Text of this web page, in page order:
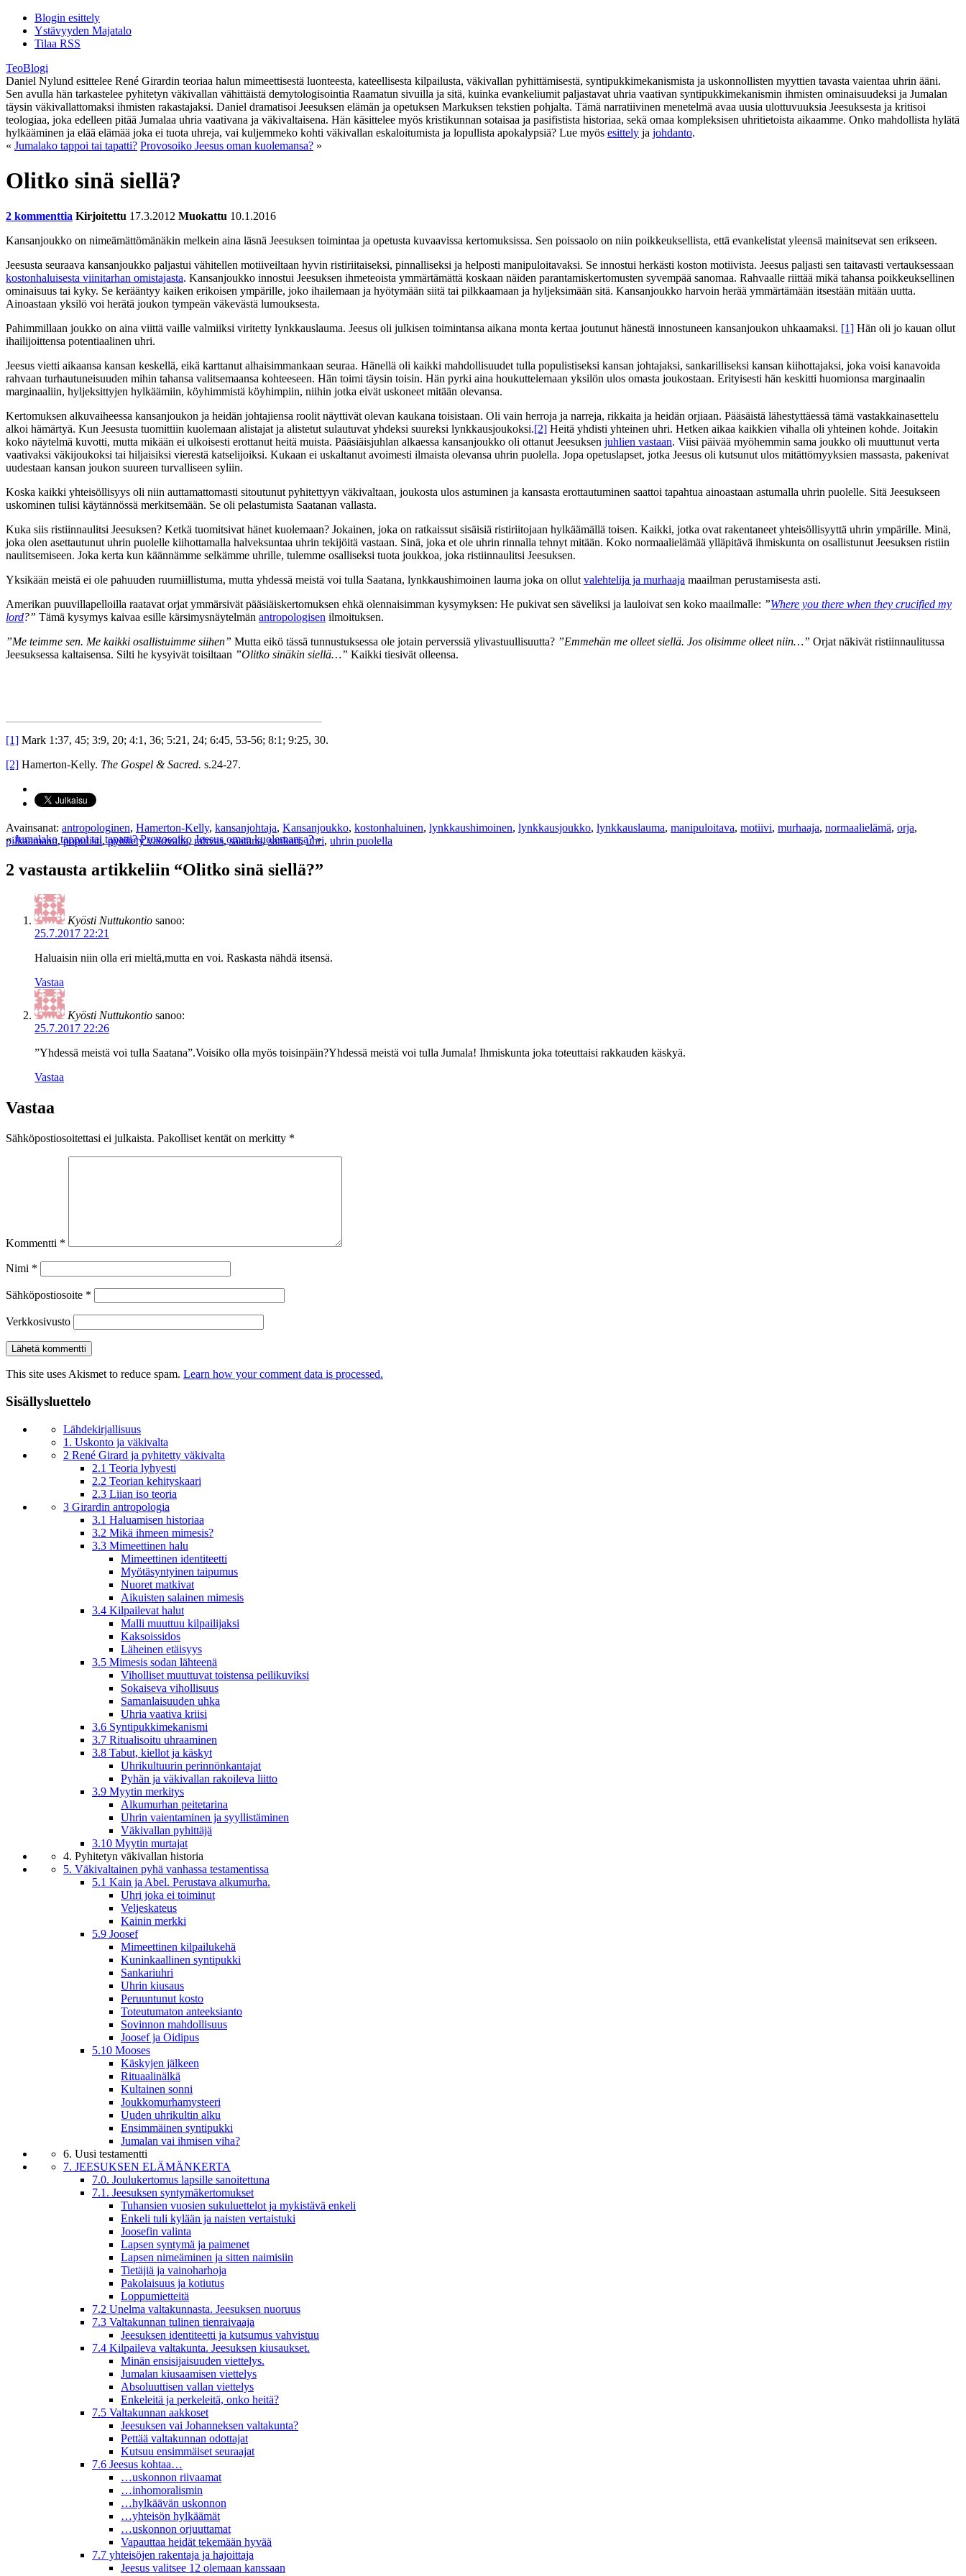
Blogin esittely
Ystävyyden Majatalo
Tilaa RSS
TeoBlogi
Daniel Nylund esittelee René Girardin teoriaa halun mimeettisestä luonteesta, kateellisesta kilpailusta, väkivallan pyhittämisestä, syntipukkimekanismista ja uskonnollisten myyttien tavasta vaientaa uhrin ääni.
Sen avulla hän tarkastelee pyhitetyn väkivallan vähittäistä demytologisointia Raamatun sivuilla ja sitä, kuinka evankeliumit paljastavat uhria vaativan syntipukkimekanismin ihmisten ominaisuudeksi ja Jumalan
täysin väkivallattomaksi ihmisten rakastajaksi. Daniel dramatisoi Jeesuksen elämän ja opetuksen Markuksen tekstien pohjalta. Tämä narratiivinen menetelmä avaa uusia ulottuvuuksia Jeesuksesta ja kritisoi
teologiaa, joka edelleen pitää Jumalaa uhria vaativana ja väkivaltaisena. Hän käsittelee myös kristikunnan sotaisaa ja pasifistista historiaa, sekä omaa kompleksisen uhritietoista aikaamme. Onko mahdollista hylätä
hylkääminen ja elää elämää joka ei tuota uhreja, vai kuljemmeko kohti väkivallan eskaloitumista ja lopullista apokalypsiä? Lue myös esittely ja johdanto.
« Jumalako tappoi tai tapatti? Provosoiko Jeesus oman kuolemansa? »
Olitko sinä siellä?
2 kommenttia Kirjoitettu 17.3.2012 Muokattu 10.1.2016
Kansanjoukko on nimeämättömänäkin melkein aina läsnä Jeesuksen toimintaa ja opetusta kuvaavissa kertomuksissa. Sen poissaolo on niin poikkeuksellista, että evankelistat yleensä mainitsevat sen erikseen.
Jeesusta seuraava kansanjoukko paljastui vähitellen motiiveiltaan hyvin ristiriitaiseksi, pinnalliseksi ja helposti manipuloitavaksi. Se innostui herkästi koston motiivista. Jeesus paljasti sen taitavasti vertauksessaan
kostonhaluisesta viinitarhan omistajasta. Kansanjoukko innostui Jeesuksen ihmeteoista ymmärtämättä koskaan näiden parantamiskertomusten syvempää sanomaa. Rahvaalle riittää mikä tahansa poikkeuksellinen
ominaisuus tai kyky. Se kerääntyy kaiken erikoisen ympärille, joko ihailemaan ja hyötymään siitä tai pilkkaamaan ja hyljeksimään sitä. Kansanjoukko harvoin herää ymmärtämään itsestään mitään uutta.
Ainoastaan yksilö voi herätä joukon tympeän väkevästä lumouksesta.
Pahimmillaan joukko on aina viittä vaille valmiiksi viritetty lynkkauslauma. Jeesus oli julkisen toimintansa aikana monta kertaa joutunut hänestä innostuneen kansanjoukon uhkaamaksi. [1] Hän oli jo kauan ollut
ihailijoittensa potentiaalinen uhri.
Jeesus vietti aikaansa kansan keskellä, eikä karttanut alhaisimmankaan seuraa. Hänellä oli kaikki mahdollisuudet tulla populistiseksi kansan johtajaksi, sankarilliseksi kansan kiihottajaksi, joka voisi kanavoida
rahvaan turhautuneisuuden mihin tahansa valitsemaansa kohteeseen. Hän toimi täysin toisin. Hän pyrki aina houkuttelemaan yksilön ulos omasta joukostaan. Erityisesti hän keskitti huomionsa marginaalin
marginaaliin, hyljeksittyjen hylkäämiin, köyhimmistä köyhimpiin, niihin jotka eivät uskoneet mitään olevansa.
Kertomuksen alkuvaiheessa kansanjoukon ja heidän johtajiensa roolit näyttivät olevan kaukana toisistaan. Oli vain herroja ja narreja, rikkaita ja heidän orjiaan. Pääsäistä lähestyttäessä tämä vastakkainasettelu
alkoi hämärtyä. Kun Jeesusta tuomittiin kuolemaan alistajat ja alistetut sulautuvat yhdeksi suureksi lynkkausjoukoksi.[2] Heitä yhdisti yhteinen uhri. Hetken aikaa kaikkien vihalla oli yhteinen kohde. Joitakin
koko näytelmä kuvotti, mutta mikään ei ulkoisesti erottanut heitä muista. Pääsiäisjuhlan alkaessa kansanjoukko oli ottanut Jeesuksen juhlien vastaan. Viisi päivää myöhemmin sama joukko oli muuttunut verta
vaativaksi väkijoukoksi tai hiljaisiksi vierestä katselijoiksi. Kukaan ei uskaltanut avoimesti ilmaista olevansa uhrin puolella. Jopa opetuslapset, jotka Jeesus oli kutsunut ulos mitättömyyksien massasta, pakenivat
uudestaan kansan joukon suureen turvalliseen syliin.
Koska kaikki yhteisöllisyys oli niin auttamattomasti sitoutunut pyhitettyyn väkivaltaan, joukosta ulos astuminen ja kansasta erottautuminen saattoi tapahtua ainoastaan astumalla uhrin puolelle. Sitä Jeesukseen
uskominen tulisi käytännössä merkitsemään. Se oli pelastumista Saatanan vallasta.
Kuka siis ristiinnaulitsi Jeesuksen? Ketkä tuomitsivat hänet kuolemaan? Jokainen, joka on ratkaissut sisäisiä ristiriitojaan hylkäämällä toisen. Kaikki, jotka ovat rakentaneet yhteisöllisyyttä uhrin ympärille. Minä,
joka olen asettautunut uhrin puolelle kiihottamalla halveksuntaa uhrin tekijöitä vastaan. Sinä, joka et ole uhrin rinnalla tehnyt mitään. Koko normaalielämää ylläpitävä ihmiskunta on osallistunut Jeesuksen ristiin
naulitsemiseen. Joka kerta kun käännämme selkämme uhrille, tulemme osalliseksi tuota joukkoa, joka ristiinnaulitsi Jeesuksen.
Yksikään meistä ei ole pahuuden ruumiillistuma, mutta yhdessä meistä voi tulla Saatana, lynkkaushimoinen lauma joka on ollut valehtelija ja murhaaja maailman perustamisesta asti.
Amerikan puuvillapelloilla raatavat orjat ymmärsivät pääsiäiskertomuksen ehkä olennaisimman kysymyksen: He pukivat sen säveliksi ja lauloivat sen koko maailmalle: ”Where you there when they crucified my
lord?” Tämä kysymys kaivaa esille kärsimysnäytelmän antropologisen ilmoituksen.
”Me teimme sen. Me kaikki osallistuimme siihen” Mutta eikö tässä tunnustuksessa ole jotain perverssiä ylivastuullisuutta? ”Emmehän me olleet siellä. Jos olisimme olleet niin…” Orjat näkivät ristiinnaulitussa
Jeesuksessa kaltaisensa. Silti he kysyivät toisiltaan ”Olitko sinäkin siellä…” Kaikki tiesivät olleensa.
[1] Mark 1:37, 45; 3:9, 20; 4:1, 36; 5:21, 24; 6:45, 53-56; 8:1; 9:25, 30.
[2] Hamerton-Kelly. The Gospel & Sacred. s.24-27.
Avainsanat: antropologinen, Hamerton-Kelly, kansanjohtaja, Kansanjoukko, kostonhaluinen, lynkkaushimoinen, lynkkausjoukko, lynkkauslauma, manipuloitava, motiivi, murhaaja, normaalielämä, orja,
pilkaamaan,populisti,pyhitety väkivalta,rahvas,saatana,sankari,uhri, uhrin puolella
«Jumalako tappoi tai tapatti? Provosoiko Jeesus oman kuolemansa?»
2 vastausta artikkeliin “Olitko sinä siellä?”
Kyösti Nuttukontio sanoo:
25.7.2017 22:21
Haluaisin niin olla eri mieltä,mutta en voi. Raskasta nähdä itsensä.
Vastaa
Kyösti Nuttukontio sanoo:
25.7.2017 22:26
”Yhdessä meistä voi tulla Saatana”.Voisiko olla myös toisinpäin?Yhdessä meistä voi tulla Jumala! Ihmiskunta joka toteuttaisi rakkauden käskyä.
Vastaa
Vastaa
Sähköpostiosoitettasi ei julkaista. Pakolliset kentät on merkitty *
Kommentti *
Nimi *
Sähköpostiosoite *
Verkkosivusto
This site uses Akismet to reduce spam. Learn how your comment data is processed.
Sisällysluettelo
Lähdekirjallisuus
1. Uskonto ja väkivalta
2 René Girard ja pyhitetty väkivalta
2.1 Teoria lyhyesti
2.2 Teorian kehityskaari
2.3 Liian iso teoria
3 Girardin antropologia
3.1 Haluamisen historiaa
3.2 Mikä ihmeen mimesis?
3.3 Mimeettinen halu
Mimeettinen identiteetti
Myötäsyntyinen taipumus
Nuoret matkivat
Aikuisten salainen mimesis
3.4 Kilpailevat halut
Malli muuttuu kilpailijaksi
Kaksoissidos
Läheinen etäisyys
3.5 Mimesis sodan lähteenä
Viholliset muuttuvat toistensa peilikuviksi
Sokaiseva vihollisuus
Samanlaisuuden uhka
Uhria vaativa kriisi
3.6 Syntipukkimekanismi
3.7 Ritualisoitu uhraaminen
3.8 Tabut, kiellot ja käskyt
Uhrikultuurin perinnönkantajat
Pyhän ja väkivallan rakoileva liitto
3.9 Myytin merkitys
Alkumurhan peitetarina
Uhrin vaientaminen ja syyllistäminen
Väkivallan pyhittäjä
3.10 Myytin murtajat
4. Pyhitetyn väkivallan historia
5. Väkivaltainen pyhä vanhassa testamentissa
5.1 Kain ja Abel. Perustava alkumurha.
Uhri joka ei toiminut
Veljeskateus
Kainin merkki
5.9 Joosef
Mimeettinen kilpailukehä
Kuninkaallinen syntipukki
Sankariuhri
Uhrin kiusaus
Peruuntunut kosto
Toteutumaton anteeksianto
Sovinnon mahdollisuus
Joosef ja Oidipus
5.10 Mooses
Käskyjen jälkeen
Rituaalinälkä
Kultainen sonni
Joukkomurhamysteeri
Uuden uhrikultin alku
Ensimmäinen syntipukki
Jumalan vai ihmisen viha?
6. Uusi testamentti
7. JEESUKSEN ELÄMÄNKERTA
7.0. Joulukertomus lapsille sanoitettuna
7.1. Jeesuksen syntymäkertomukset
Tuhansien vuosien sukuluettelot ja mykistävä enkeli
Enkeli tuli kylään ja naisten vertaistuki
Joosefin valinta
Lapsen syntymä ja paimenet
Lapsen nimeäminen ja sitten naimisiin
Tietäjiä ja vainoharhoja
Pakolaisuus ja kotiutus
Loppumietteitä
7.2 Unelma valtakunnasta. Jeesuksen nuoruus
7.3 Valtakunnan tulinen tienraivaaja
Jeesuksen identiteetti ja kutsumus vahvistuu
7.4 Kilpaileva valtakunta. Jeesuksen kiusaukset.
Minän ensisijaisuuden viettelys.
Jumalan kiusaamisen viettelys
Absoluuttisen vallan viettelys
Enkeleitä ja perkeleitä, onko heitä?
7.5 Valtakunnan aakkoset
Jeesuksen vai Johanneksen valtakunta?
Pettää valtakunnan odottajat
Kutsuu ensimmäiset seuraajat
7.6 Jeesus kohtaa…
…uskonnon riivaamat
…inhomoralismin
…hylkäävän uskonnon
…yhteisön hylkäämät
…uskonnon orjuuttamat
Vapauttaa heidät tekemään hyvää
7.7 yhteisöjen rakentaja ja hajoittaja
Jeesus valitsee 12 olemaan kanssaan